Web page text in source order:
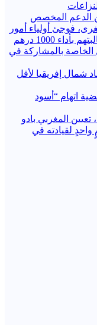
الدعم المخصص
فوجئ أولياء أمور
لاعبي فئة الكادي في أحد الأندية بمطالبتهم بأداء 1000 درهم
بالمشاركة في
شمال إفريقيا لأقل
اتهام “أسود
تعيين المغربي بادو
واحدٍ لقيادته ​في